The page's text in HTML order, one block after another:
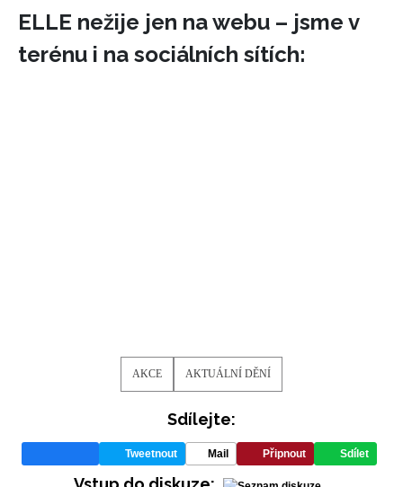
REDAKCE
ELLE nežije jen na webu – jsme v
terénu i na sociálních sítích:
AKCE AKTUÁLNÍ DĚNÍ
Sdílejte:
Tweetnout Mail Připnout Sdílet